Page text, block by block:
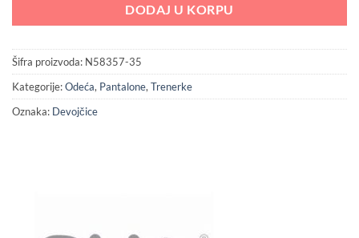
DODAJ U KORPU
Šifra proizvoda: N58357-35
Kategorije:Odeća, Pantalone, Trenerke
Oznaka: Devojčice